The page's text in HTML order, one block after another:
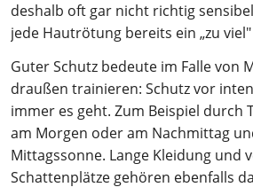
deshalb oft gar nicht richtig
jede Hautrötung bereits ein „zu
Guter Schutz bedeute im Falle von
draußen trainieren: Schutz vor
immer es geht. Zum Beispiel durch
am Morgen oder am Nachmittag
Mittagssonne. Lange Kleidung und
Schattenplätze gehören ebenfalls